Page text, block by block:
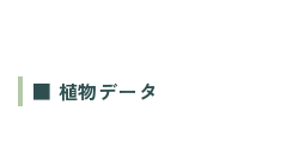
■ 植物データ